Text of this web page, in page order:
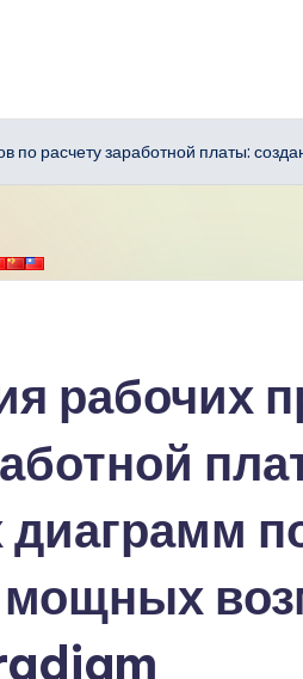
по расчету заработной платы:
рабочих
диаграмм